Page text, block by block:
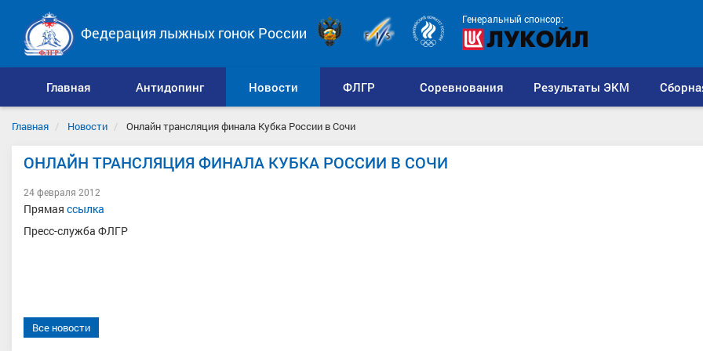
Генеральный спонсор:
Федерация лыжных гонок России
Главная Антидопинг Новости ФЛГР Соревнования Результаты ЭКМ
Главная Новости Онлайн трансляция финала Кубка России в Сочи
ОНЛАЙН ТРАНСЛЯЦИЯ ФИНАЛА КУБКА РОССИИ В СОЧИ
24 февраля 2012
Прямая ссылка
Пресс-служба ФЛГР
Все новости